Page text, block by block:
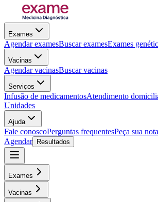
Exames
Agendar examesBuscar examesExames
Vacinas
Agendar vacinasBuscar vacinas
Serviços
Infusão de medicamentosAtendimento
Unidades
Ajuda
Fale conoscoPerguntas frequentesPeça sua
Agendar
Resultados
Exames
Vacinas